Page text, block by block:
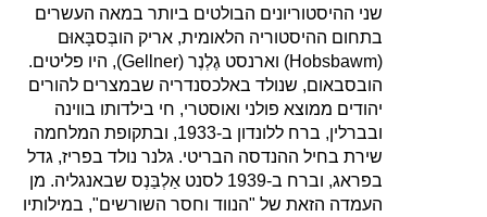
שני ההיסטוריונים הבולטים ביותר במאה העשרים
בתחום ההיסטוריה הלאומית, אריק הובְּסבָּאוּם
(
Hobsbawm) וארנסט גֶלְנֶר (Gellner), היו פליטים.
הובסבאום, שנולד באלכסנדריה שבמצרים להורים
יהודים ממוצא פולני ואוסטרי, חי בילדותו בווינה
ובברלין, ברח ללונדון ב‑1933, ובתקופת המלחמה
שירת בחיל ההנדסה הבריטי. גלנר נולד בפריז, גדל
בפראג, וברח ב‑1939 לסנט אַלְבַּנְס שבאנגליה. מן
העמדה הזאת של "הנווד וחסר השורשים", במילותיו